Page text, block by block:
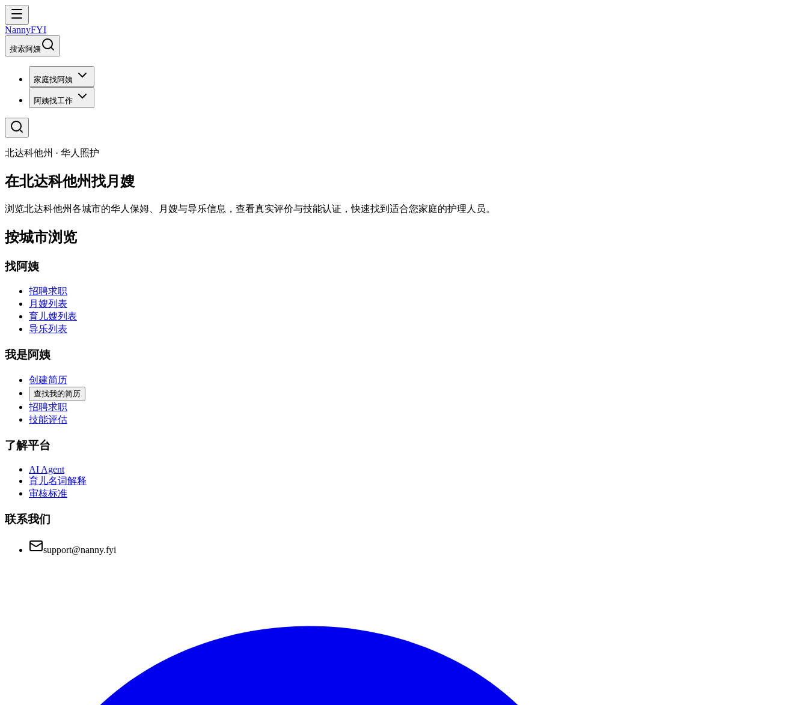
NannyFYI
搜索阿姨
家庭找阿姨
阿姨找工作
北达科他州 · 华人照护
在北达科他州找月嫂
浏览北达科他州各城市的华人保姆、月嫂与导乐信息，查看真实评价与技能认证，快速找到适合您家庭的护理人员。
按城市浏览
找阿姨
招聘求职
月嫂列表
育儿嫂列表
导乐列表
我是阿姨
创建简历
查找我的简历
招聘求职
技能评估
了解平台
AI Agent
育儿名词解释
审核标准
联系我们
support@nanny.fyi